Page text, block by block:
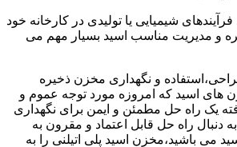
فرآیندهای شیمیایی یا تولیدی در کارخانه خود
و مدیریت مناسب اسید بسیار مهم می
و نگهداری مخزن ذخیره
اسید که امروزه مورد توجه عموم و
یک راه حل مطمئن و ایمن برای نگهداری
دنبال راه حل قابل اعتماد و مقرون به
می باشید،مخزن اسید پلی اتیلنی را به